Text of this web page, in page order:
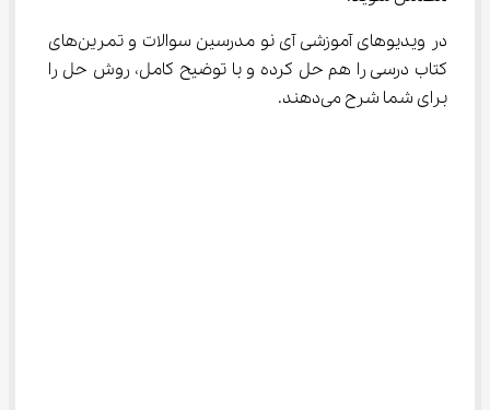
در ویدیو‌های آموزشی آی نو مدرسین سوالات و تمرین‌های
کتاب درسی را هم حل کرده و با توضیح کامل، روش حل را
برای شما شرح می‌دهند.